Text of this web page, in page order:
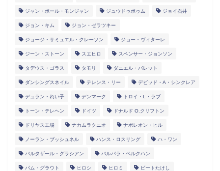
ジャン・ポール・モンジャン ジュウドゥポゥム ジョイ石井
ジョン・キム ジョン・ゼラツキー
ジョージ・サミュエル・クレーソン ジョー・ヴィターレ
ジーン・ストーン スエヒロ スペンサー・ジョンソン
タデウス・ゴラス タモリ ダニエル・バレット
ダンシングスネイル テレンス・リー デビッド・A・シンクレア
デュラン・れい子 デンマーク トロイ・L・ラブ
トーン・テレヘン ドイツ ドナルド O.クリフトン
ドリヤス工場 ナカムラクニオ ナポレオン・ヒル
ノーラン・ブッシュネル ハンス・ロスリング ハ・ワン
バルタザール・グラシアン バルバラ・ベルクハン
パム・グラウト ヒロシ ヒロミ ビートたけし